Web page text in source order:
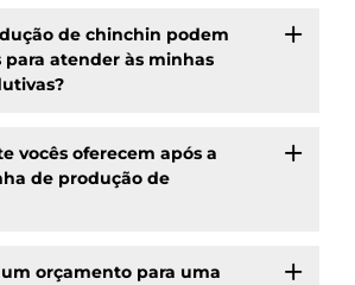
de chinchin podem
para atender às minhas
vocês oferecem após a
de produção de
orçamento para uma